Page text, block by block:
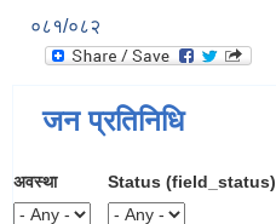
०८१/०८२
जन प्रतिनिधि
अवस्था Status (field_status)